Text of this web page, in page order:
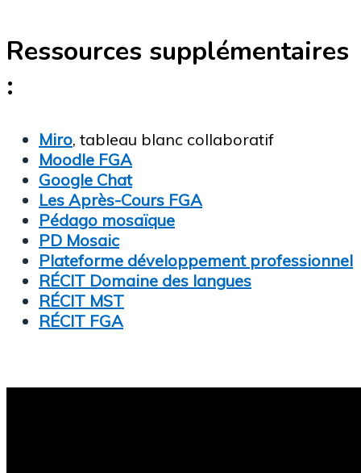
Ressources supplémentaires
:
Miro, tableau blanc collaboratif
Moodle FGA
Google Chat
Les Après-Cours FGA
Pédago mosaïque
PD Mosaic
Plateforme développement professionnel
RÉCIT Domaine des langues
RÉCIT MST
RÉCIT FGA